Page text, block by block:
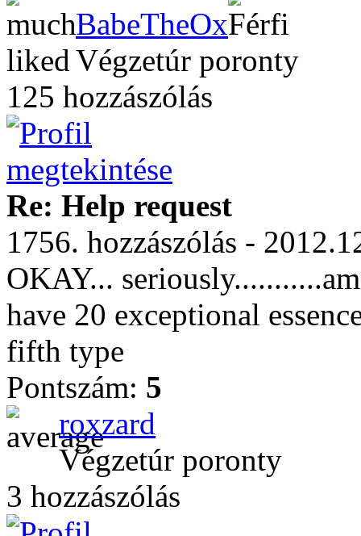
BabeTheOx
Végzetúr poronty
125 hozzászólás
Re: Help request
1756. hozzászólás -
OKAY...
have 20 exceptional
fifth type
Pontszám: 5
roxzard
Végzetúr poronty
3 hozzászólás